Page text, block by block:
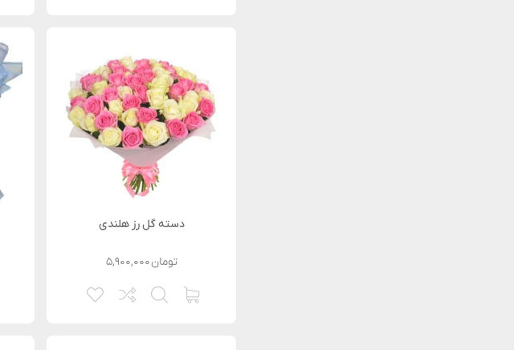
دسته گل رز هلندی
۵,۹۰۰,۰۰۰تومان